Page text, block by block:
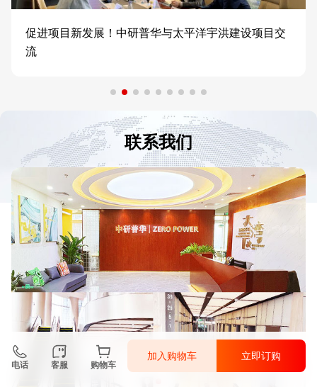
促进项目新发展！中研普华与太平洋宇洪建设项目交
流
联系我们
电话 客服 购物车
加入购物车 立即订购